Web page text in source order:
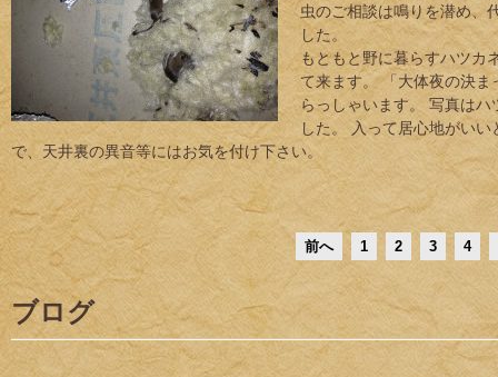
虫のご相談は鳴りを潜め、
した。
もともと野に暮らすハツカ
て来ます。 「大体夜の決
らっしゃいます。 写真は
した。 入って居心地がい
で、天井裏の異音等にはお気を付け下さい。
前へ 1 2 3 4
ブログ